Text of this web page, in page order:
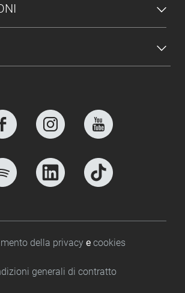
della privacy e cookies
generali di contratto